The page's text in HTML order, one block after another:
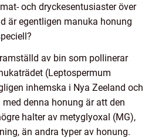
och dryckesentusiaster över
är egentligen manuka honung
av bin som pollinerar
(Leptospermum
inhemska i Nya Zeeland och
denna honung är att den
halter av metyglyoxal (MG),
än andra typer av honung.